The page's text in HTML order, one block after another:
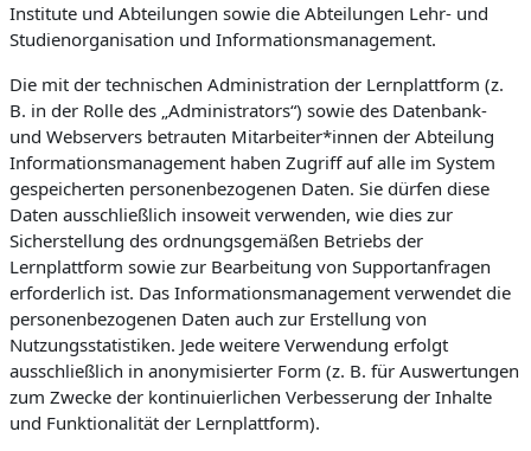
Institute und Abteilungen sowie die Abteilungen Lehr- und
Studienorganisation und Informationsmanagement.
Die mit der technischen Administration der Lernplattform (z.
B. in der Rolle des „Administrators“) sowie des Datenbank-
und Webservers betrauten Mitarbeiter*innen der Abteilung
Informationsmanagement haben Zugriff auf alle im System
gespeicherten personenbezogenen Daten. Sie dürfen diese
Daten ausschließlich insoweit verwenden, wie dies zur
Sicherstellung des ordnungsgemäßen Betriebs der
Lernplattform sowie zur Bearbeitung von Supportanfragen
erforderlich ist. Das Informationsmanagement verwendet die
personenbezogenen Daten auch zur Erstellung von
Nutzungsstatistiken. Jede weitere Verwendung erfolgt
ausschließlich in anonymisierter Form (z. B. für Auswertungen
zum Zwecke der kontinuierlichen Verbesserung der Inhalte
und Funktionalität der Lernplattform).